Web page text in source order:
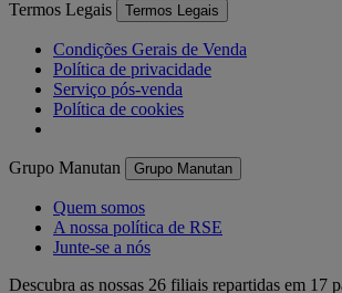
Termos Legais Termos Legais
Condições Gerais de Venda
Política de privacidade
Serviço pós-venda
Política de cookies
Grupo Manutan Grupo Manutan
Quem somos
A nossa política de RSE
Junte-se a nós
Descubra as nossas 26 filiais repartidas em 17